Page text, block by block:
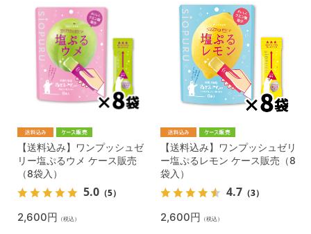
【送料込み】ワンプッシュゼ
リー塩ぷるウメ ケース販売
（8袋入）
5.0 （5）
2,600円 （税込）
【送料込み】ワンプッシュゼリ
ー塩ぷるレモン ケース販売（8
袋入）
4.7 （3）
2,600円 （税込）